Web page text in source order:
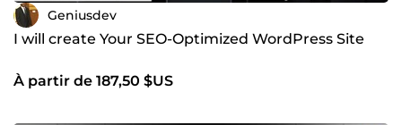
Geniusdev
I will create Your SEO-Optimized WordPress Site
À partir de 187,50 $US